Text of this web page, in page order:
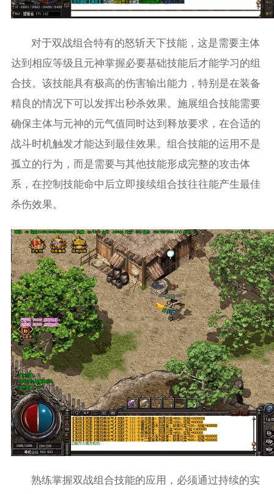
对于双战组合特有的怒斩天下技能，这是需要主体
达到相应等级且元神掌握必要基础技能后才能学习的组
合技。该技能具有极高的伤害输出能力，特别是在装备
精良的情况下可以发挥出秒杀效果。施展组合技能需要
确保主体与元神的元气值同时达到释放要求，在合适的
战斗时机触发才能达到最佳效果。组合技能的运用不是
孤立的行为，而是需要与其他技能形成完整的攻击体
系，在控制技能命中后立即接续组合技往往能产生最佳
杀伤效果。
熟练掌握双战组合技能的应用，必须通过持续的实